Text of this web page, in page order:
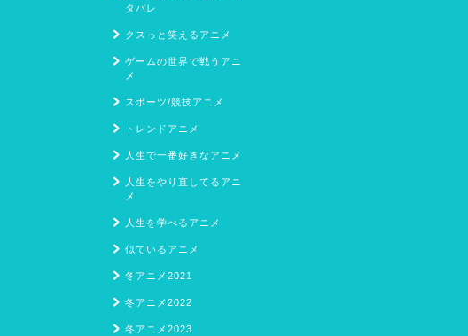
タバレ
クスっと笑えるアニメ
ゲームの世界で戦うアニ
メ
スポーツ/競技アニメ
トレンドアニメ
人生で一番好きなアニメ
人生をやり直してるアニ
メ
人生を学べるアニメ
似ているアニメ
冬アニメ2021
冬アニメ2022
冬アニメ2023